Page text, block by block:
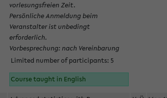
vorlesungsfreien Zeit.
Persönliche Anmeldung beim
Veranstalter ist unbedingt
erforderlich.
Vorbesprechung: nach Vereinbarung
Limited number of participants: 5
Course taught in English